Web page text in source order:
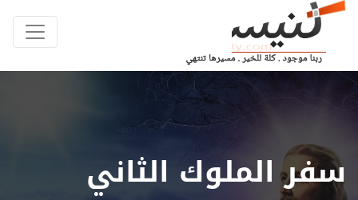
سفر الملوك الثاني